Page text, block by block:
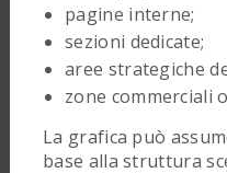
pagine interne;
sezioni dedicate;
aree strategiche
zone commerciali
La grafica può
base alla struttura